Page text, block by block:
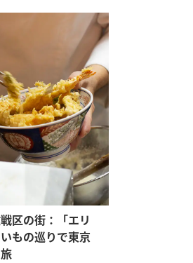
区の街：「エリ
もの巡りで東京